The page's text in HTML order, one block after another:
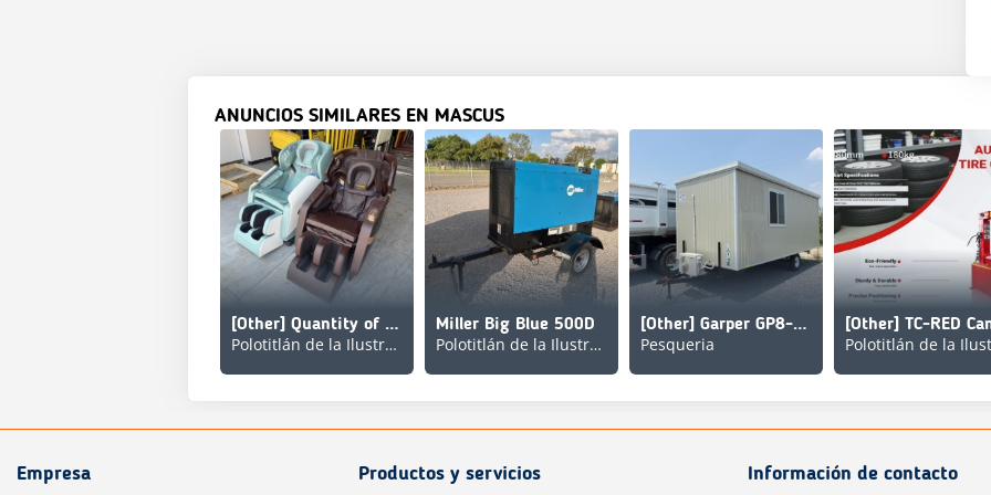
ANUNCIOS SIMILARES EN MASCUS
[Other] Quantity of (2) Lote de Sillones / Couch (Unused)
Polotitlán de la Ilustración
Miller Big Blue 500D
Polotitlán de la Ilustración
[Other] Garper GP8-24
Pesqueria
Empresa Productos y servicios Información de contacto